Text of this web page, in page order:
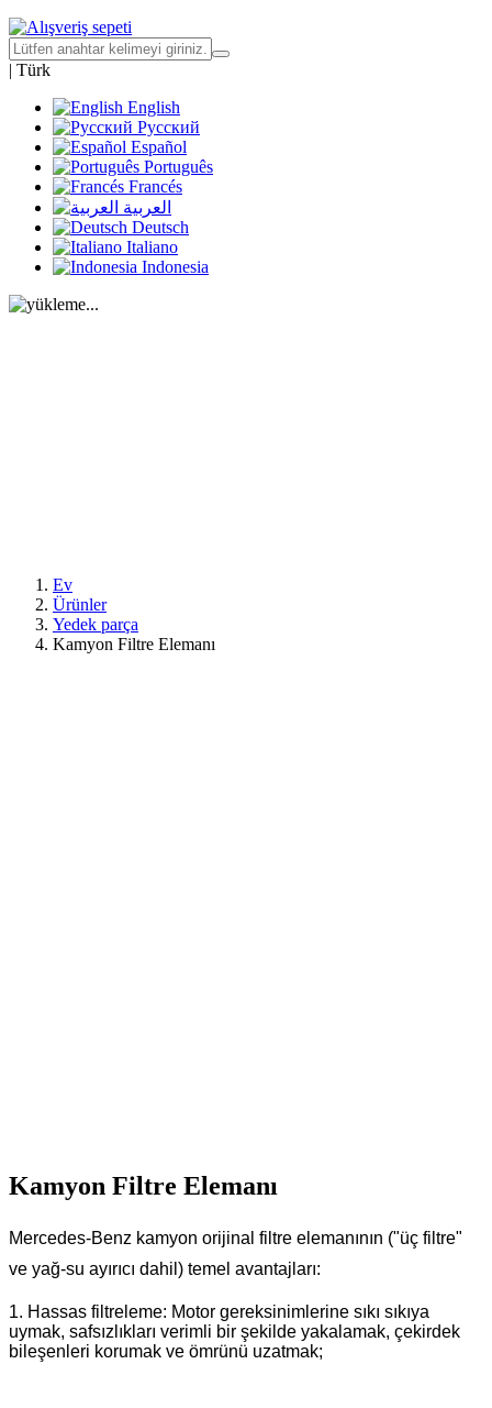
| Türk
English
Русский
Español
Português
Francés
العربية
Deutsch
Italiano
Indonesia
Ev
Ürünler
Yedek parça
Kamyon Filtre Elemanı
Kamyon Filtre Elemanı
Mercedes-Benz kamyon orijinal filtre elemanının ("üç filtre"
ve yağ-su ayırıcı dahil) temel avantajları:
1. Hassas filtreleme: Motor gereksinimlerine sıkı sıkıya
uymak, safsızlıkları verimli bir şekilde yakalamak, çekirdek
bileşenleri korumak ve ömrünü uzatmak;